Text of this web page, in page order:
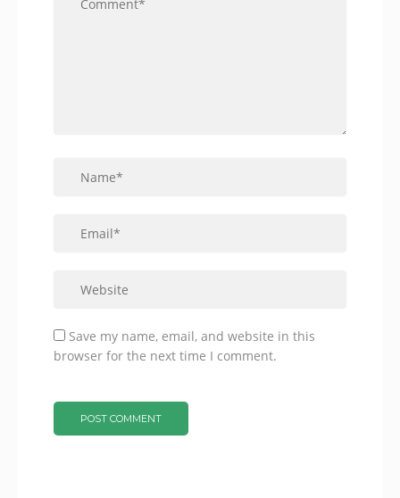
Save my name, email, and website in this
browser for the next time I comment.